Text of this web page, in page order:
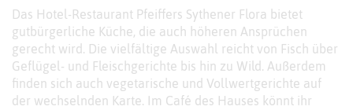
Das Hotel-Restaurant Pfeiffers Sythener Flora bietet
gutbürgerliche Küche, die auch höheren Ansprüchen
gerecht wird. Die vielfältige Auswahl reicht von Fisch über
Geflügel- und Fleischgerichte bis hin zu Wild. Außerdem
finden sich auch vegetarische und Vollwertgerichte auf
der wechselnden Karte. Im Café des Hauses könnt ihr